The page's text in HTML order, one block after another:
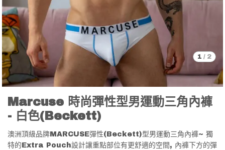
1 / 2
Marcuse 時尚彈性型男運動三角內褲
- 白色(Beckett)
澳洲頂級品牌MARCUSE彈性(Beckett)型男運動三角內褲~ 獨
特的Extra Pouch設計讓重點部位有更舒適的空間, 內褲下方的彈